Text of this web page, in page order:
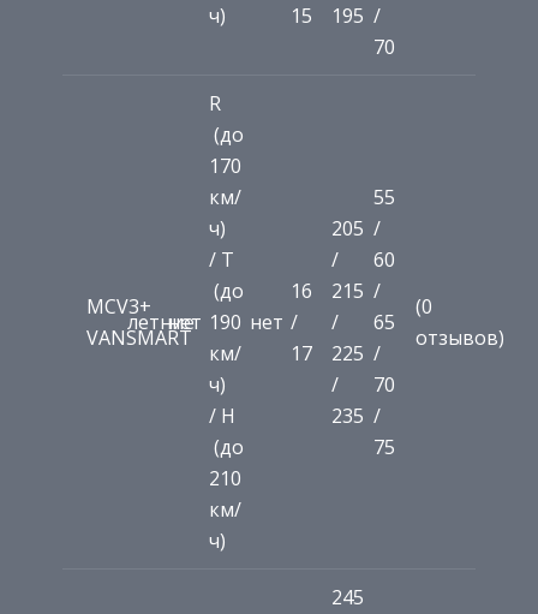
ч)
15
195 /
70
MCV3+
VANSMART
летние
нет
R
(до
170
км/
ч)
/ T
(до
190
км/
ч)
/ H
(до
210
км/
ч)
нет
16
/
17
205
/
215
/
225
/
235
55
/
60
/
65
/
70
/
75
(0
отзывов)
245